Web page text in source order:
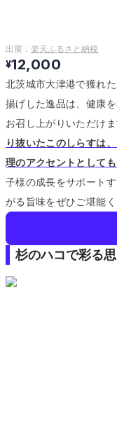
出展： 楽天ふるさと納税
¥12,000
北茨城市大津港で獲れ
揚げした逸品は、健康
お召し上がりいただけま
り抜いたこのしらすは
理のアクセントとして
子様の成長をサポートす
がる旨味をぜひご堪能く
杉のハコで彩る